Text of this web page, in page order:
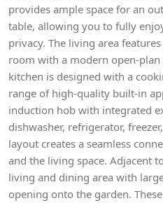
provides ample space for an
table, allowing you to fully
privacy. The living area
room with a modern open-
kitchen is designed with a
range of high-quality built-in
induction hob with integrated
dishwasher, refrigerator,
layout creates a seamless
and the living space. Adjacent
living and dining area with
opening onto the garden.